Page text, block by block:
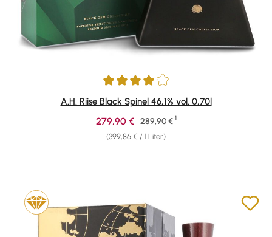
Durchschnittliche Bewertung von 4 von 5 Sternen
A.H. Riise Black Spinel 46,1% vol. 0,70l
(399,86 € / 1 Liter)
Verkaufspreis:
279,90 € Regulärer Preis:
289,90 € 1